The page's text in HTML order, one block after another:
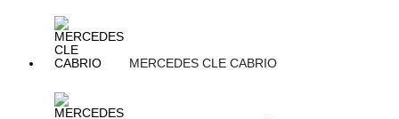
MERCEDES CLE CABRIO